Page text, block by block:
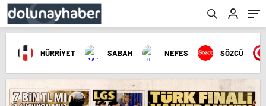
HÜRRİYET SABAH NEFES SÖZCÜ